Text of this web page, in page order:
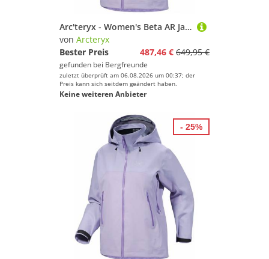
Arc'teryx - Women's Beta AR Jacket - Regenjacke Gr M lila
von Arcteryx
Bester Preis
487,46 € 649,95 €
gefunden bei Bergfreunde
zuletzt überprüft am 06.08.2026 um 00:37; der
Preis kann sich seitdem geändert haben.
Keine weiteren Anbieter
- 25%